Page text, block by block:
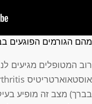
מהם הגורמים הפוגעים
רוב המטופלים מגיעים
בברך) מצב זה מופיע